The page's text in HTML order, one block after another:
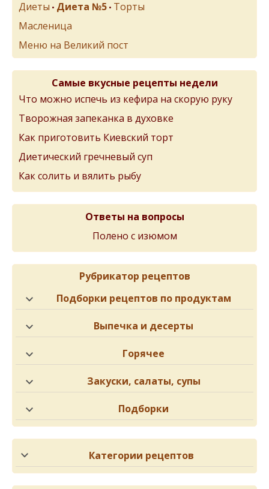
Диеты • Диета №5 • Торты
Масленица
Меню на Великий пост
Самые вкусные рецепты недели
Что можно испечь из кефира на скорую руку
Творожная запеканка в духовке
Как приготовить Киевский торт
Диетический гречневый суп
Как солить и вялить рыбу
Ответы на вопросы
Полено с изюмом
Рубрикатор рецептов
Подборки рецептов по продуктам
Выпечка и десерты
Горячее
Закуски, салаты, супы
Подборки
Категории рецептов